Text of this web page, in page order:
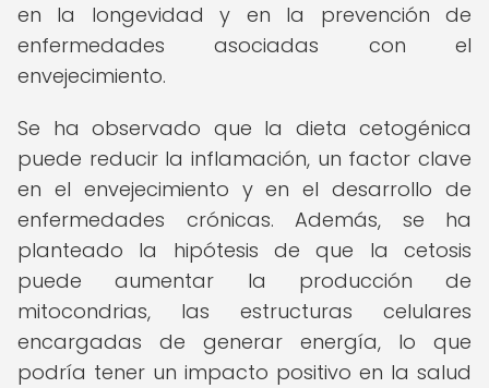
en la longevidad y en la prevención de
enfermedades asociadas con el
envejecimiento.
Se ha observado que la dieta cetogénica
puede reducir la inflamación, un factor clave
en el envejecimiento y en el desarrollo de
enfermedades crónicas. Además, se ha
planteado la hipótesis de que la cetosis
puede aumentar la producción de
mitocondrias, las estructuras celulares
encargadas de generar energía, lo que
podría tener un impacto positivo en la salud